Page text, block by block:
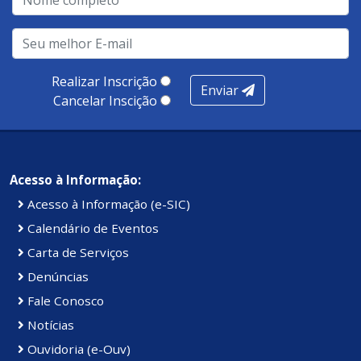
realização de soluções, ambiente de negócios,
infraestrutura, presença digital e cobertura e
produtividade. Somados, todos as categorias totalizam
Kennedy.Realizar Inscrição
Cancelar Inscição
Enviar
Acesso à Informação:
Acesso à Informação (e-SIC)
Calendário de Eventos
Carta de Serviços
Denúncias
Fale Conosco
Notícias
Ouvidoria (e-Ouv)